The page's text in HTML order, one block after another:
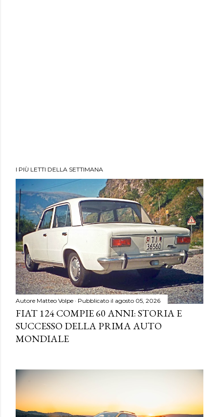
I PIÙ LETTI DELLA SETTIMANA
Autore Matteo Volpe Pubblicato il agosto 05, 2026
FIAT 124 COMPIE 60 ANNI: STORIA E
SUCCESSO DELLA PRIMA AUTO
MONDIALE